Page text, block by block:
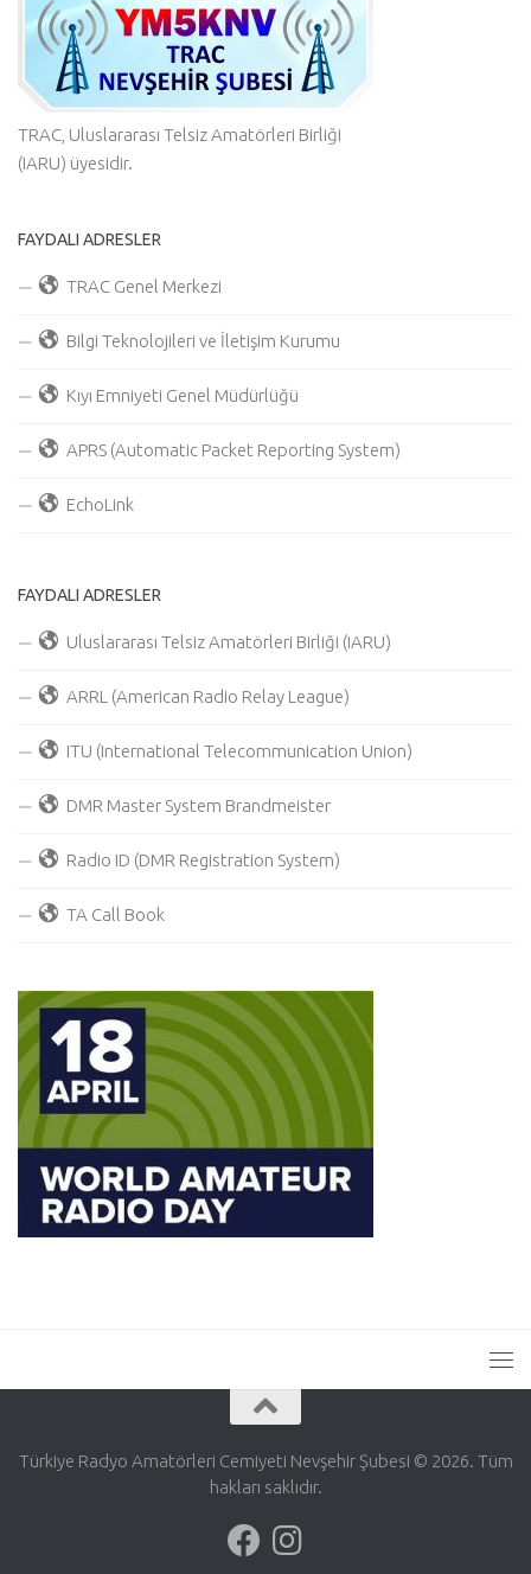
TRAC, Uluslararası Telsiz Amatörleri Birliği
(IARU) üyesidir.
FAYDALI ADRESLER
TRAC Genel Merkezi
Bilgi Teknolojileri ve İletişim Kurumu
Kıyı Emniyeti Genel Müdürlüğü
APRS (Automatic Packet Reporting System)
EchoLink
FAYDALI ADRESLER
Uluslararası Telsiz Amatörleri Birliği (IARU)
ARRL (American Radio Relay League)
ITU (International Telecommunication Union)
DMR Master System Brandmeister
Radio ID (DMR Registration System)
TA Call Book
Türkiye Radyo Amatörleri Cemiyeti Nevşehir Şubesi © 2026. Tüm
hakları saklıdır.